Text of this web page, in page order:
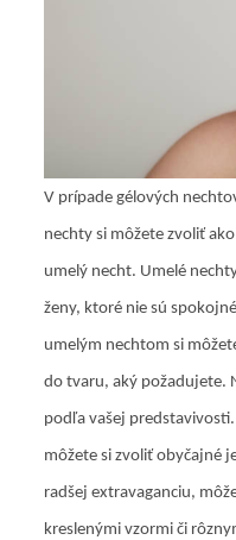
V prípade gélových
nechty si môžete zvoliť
umelý necht. Umelé
ženy, ktoré nie sú
umelým nechtom si
do tvaru, aký požadujete.
podľa vašej
môžete si zvoliť obyčajné
radšej extravaganciu,
kreslenými vzormi či